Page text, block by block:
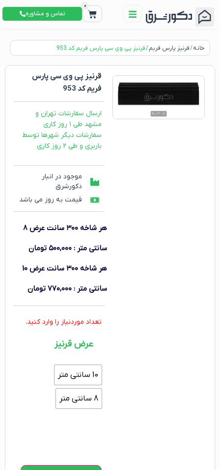
0
تماس و مشاوره
خانه/قرنیز پارس فریم/ قرنیز پی وی سی پارس فریم کد 953
قرنیز پی وی سی پارس
فریم کد 953
ارسال سفارشات تهران و
مشهد طی ۱ روز کاری
سفارشات دیگر شهرها توسط
باربری و طی ۲ روز کاری
موجود در انبار
دکورشرق
قیمت به روز می باشد
هر شاخه ۳۰۰ سانت عرض 8
سانتی متر :۵۰۰,۰۰۰ تومان
هر شاخه ۳۰۰ سانت عرض 10
سانتی متر :۷۷۰,۰۰۰ تومان
تعداد موردنیاز را وارد کنید.
عرض قرنیز
10 سانتی متر
8 سانتی متر